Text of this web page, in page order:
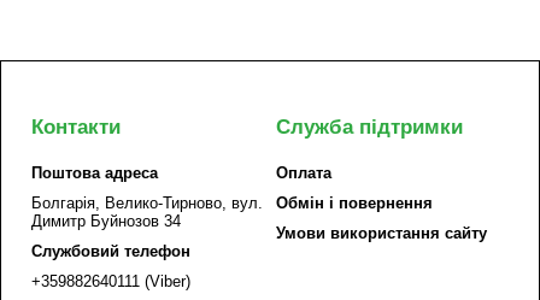
Контакти
Поштова адреса
Болгарія, Велико-Тирново, вул.
Димитр Буйнозов 34
Службовий телефон
+359882640111 (Viber)
Служба підтримки
Оплата
Обмін і повернення
Умови використання сайту